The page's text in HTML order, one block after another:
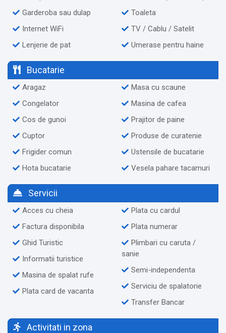
Garderoba sau dulap
Internet WiFi
Lenjerie de pat
Toaleta
TV / Cablu / Satelit
Umerase pentru haine
Bucatarie
Aragaz
Congelator
Cos de gunoi
Cuptor
Frigider comun
Hota bucatarie
Masa cu scaune
Masina de cafea
Prajitor de paine
Produse de curatenie
Ustensile de bucatarie
Vesela pahare tacamuri
Servicii
Acces cu cheia
Factura disponibila
Ghid Turistic
Informatii turistice
Masina de spalat rufe
Plata card de vacanta
Plata cu cardul
Plata numerar
Plimbari cu caruta /
sanie
Semi-independenta
Serviciu de spalatorie
Transfer Bancar
Activitati in zona